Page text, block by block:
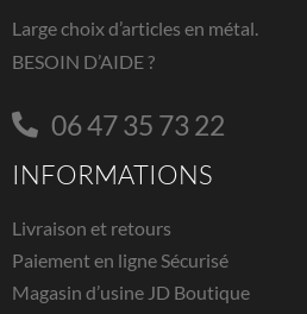
Large choix d’articles en métal.
BESOIN D’AIDE ?
06 47 35 73 22
INFORMATIONS
Livraison et retours
Paiement en ligne Sécurisé
Magasin d’usine JD Boutique